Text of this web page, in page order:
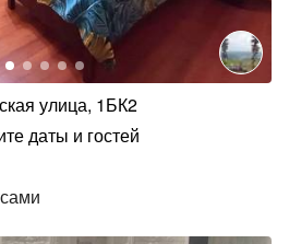
улица, 1БК2
даты и гостей